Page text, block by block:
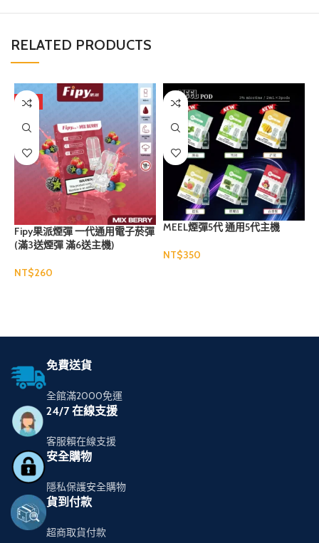
RELATED PRODUCTS
熱門
Fipy果派煙彈 一代通用電子菸彈
(滿3送煙彈 滿6送主機)
NT$
MEEL煙彈5代 通用5代主機
NT$
免費送貨
全館滿2000免運
24/7 在線支援
客服賴在線支援
安全購物
隱私保護安全購物
貨到付款
超商取貨付款